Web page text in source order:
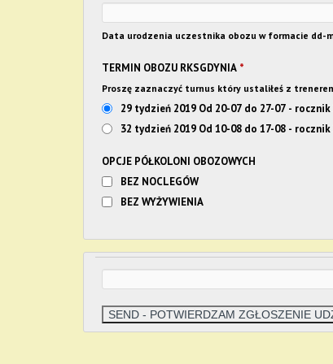
Data urodzenia uczestnika obozu w
TERMIN OBOZU RKSGDYNIA *
Proszę zaznaczyć turnus który ustaliłeś z
29 tydzień 2019 Od 20-07 do 27-07 - rocznik
32 tydzień 2019 Od 10-08 do 17-08 -
OPCJE PÓŁKOLONI OBOZOWYCH
BEZ NOCLEGÓW
BEZ WYŻYWIENIA